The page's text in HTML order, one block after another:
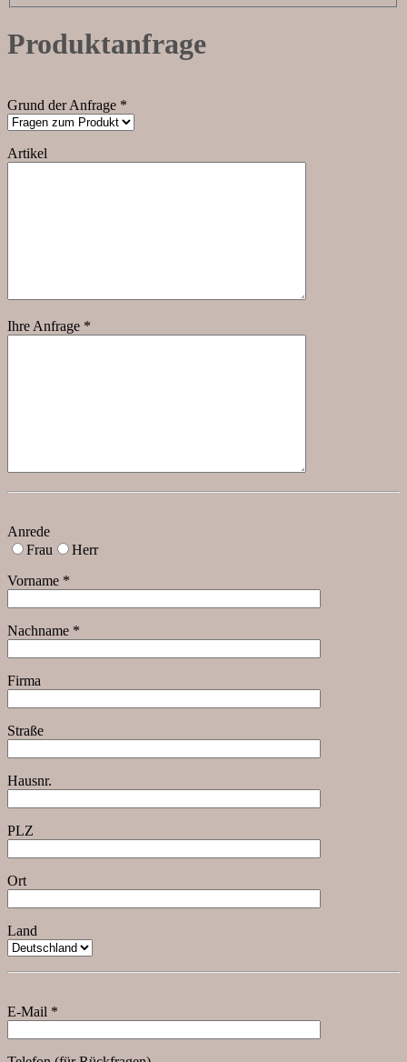
Produktanfrage
Grund der Anfrage *
Artikel
Ihre Anfrage *
Anrede
Frau
Herr
Vorname *
Nachname *
Firma
Straße
Hausnr.
PLZ
Ort
Land
E-Mail *